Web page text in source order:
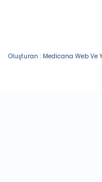
Oluşturan : Medicana Web Ve